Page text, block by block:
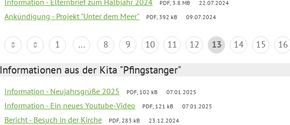
Information - Elternbrief zum Halbjahr 2024 PDF, 3.8 MB 22.07.2024
Ankündigung - Projekt "Unter dem Meer" PDF, 392 kB 09.07.2024
1 ... 8 9 10 11 12 13 14 15 16
Informationen aus der Kita "Pfingstanger"
Information - Neujahrsgrüße 2025 PDF, 102 kB 07.01.2025
Information - Ein neues Youtube-Video PDF, 121 kB 07.01.2025
Bericht - Besuch in der Kirche PDF, 283 kB 23.12.2024